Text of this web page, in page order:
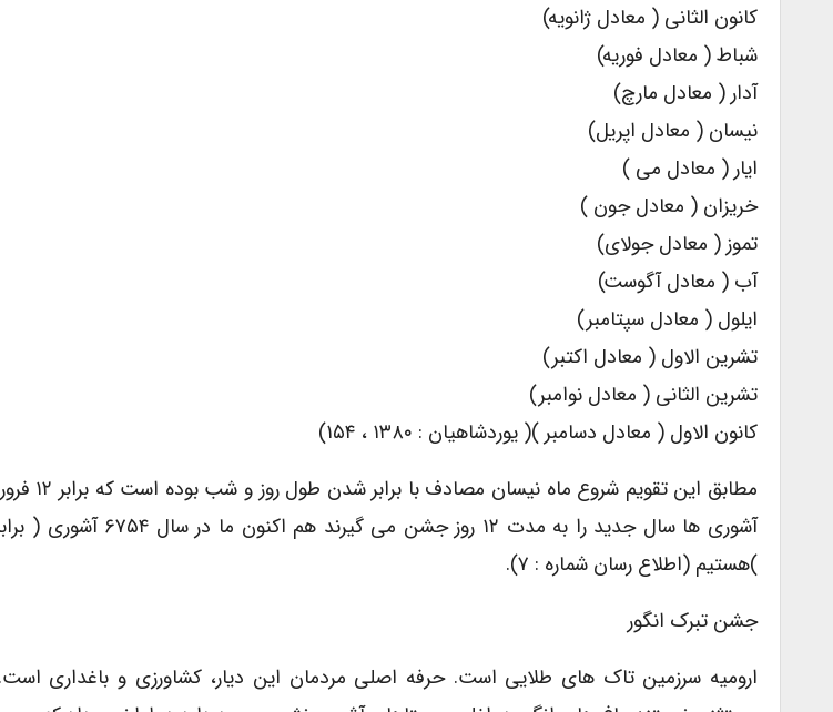
کانون الثانی ( معادل ژانویه)
شباط ( معادل فوریه)
آدار ( معادل مارچ)
نیسان ( معادل اپریل)
ایار ( معادل می )
خریزان ( معادل جون )
تموز ( معادل جولای)
آب ( معادل آگوست)
ایلول ( معادل سپتامبر)
تشرین الاول ( معادل اکتبر)
تشرین الثانی ( معادل نوامبر)
کانون الاول ( معادل دسامبر )( یوردشاهیان : ۱۳۸۰ ، ۱۵۴)
مطابق این
)هستیم (اطلاع رسان شماره : ۷).
جشن تبرک انگور
ارومیه سرزمین تاک های طلایی است. حرفه اصلی مردمان این دیار، کشاورزی و باغداری